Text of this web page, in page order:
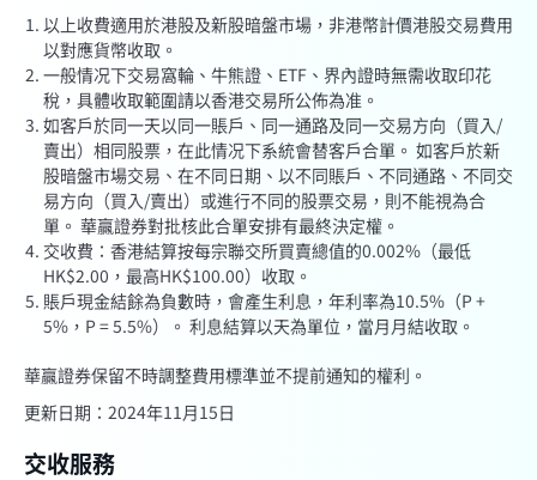
以上收費適用於港股及新股暗盤市場，非港幣計價港股交易費用
以對應貨幣收取。
一般情况下交易窩輪、牛熊證、ETF、界內證時無需收取印花
稅，具體收取範圍請以香港交易所公佈為准。
如客戶於同一天以同一賬戶、同一通路及同一交易方向（買入/
賣出）相同股票，在此情况下系統會替客戶合單。 如客戶於新
股暗盤市場交易、在不同日期、以不同賬戶、不同通路、不同交
易方向（買入/賣出）或進行不同的股票交易，則不能視為合
單。 華贏證券對批核此合單安排有最終決定權。
交收費：香港結算按每宗聯交所買賣總值的0.002%（最低
HK$2.00，最高HK$100.00）收取。
賬戶現金結餘為負數時，會產生利息，年利率為10.5%（P +
5%，P = 5.5%）。 利息結算以天為單位，當月月結收取。
華贏證券保留不時調整費用標準並不提前通知的權利。
更新日期：2024年11月15日
交收服務